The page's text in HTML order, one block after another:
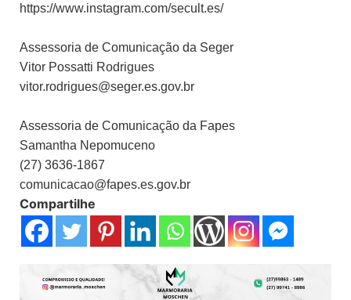
https://www.instagram.com/secult.es/
Assessoria de Comunicação da Seger
Vitor Possatti Rodrigues
vitor.rodrigues@seger.es.gov.br
Assessoria de Comunicação da Fapes
Samantha Nepomuceno
(27) 3636-1867
comunicacao@fapes.es.gov.br
Compartilhe